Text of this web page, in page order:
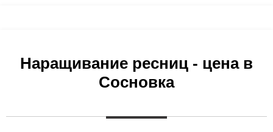
Наращивание ресниц - цена в
Сосновка